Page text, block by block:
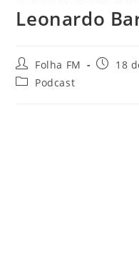
Leonardo
Folha FM
18
Podcast